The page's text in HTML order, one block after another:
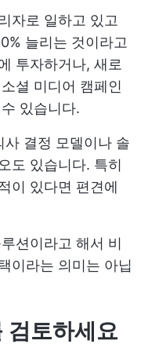
자로 일하고 있고
늘리는 것이라고
투자하거나, 새로
셜 미디어 캠페인
있습니다.
결정 모델이나 솔
도 있습니다. 특히
이 있다면 편견에
션이라고 해서 비
이라는 의미는 아닙
검토하세요